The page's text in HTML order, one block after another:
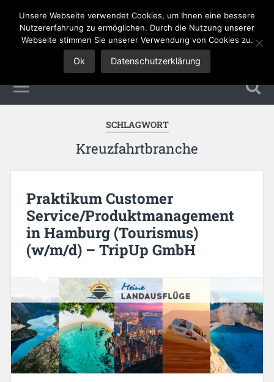
Tourismus Jobs
SCHLAGWORT
Kreuzfahrtbranche
Praktikum Customer
Service/Produktmanagement
in Hamburg (Tourismus)
(w/m/d) – TripUp GmbH
Unsere Webseite verwendet Cookies, um Ihnen eine bessere
Nutzererfahrung zu ermöglichen. Durch die Nutzung unserer
Webseite stimmen Sie unserer Verwendung von Cookies zu.
Ok Datenschutzerklärung